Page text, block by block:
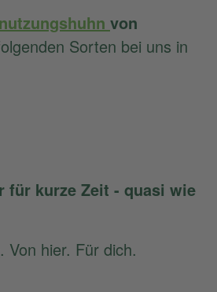
von
Sorten bei uns in
für kurze Zeit - quasi wie
. Von hier. Für dich.